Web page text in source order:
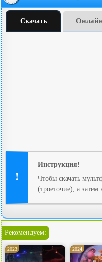
Скачать
Инструкция!
Чтобы скачать
(троеточие), а затем
Рекомендуем:
2023 2024